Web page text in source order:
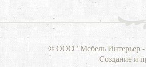
© ООО "Мебель Интерьер -
Cоздание и